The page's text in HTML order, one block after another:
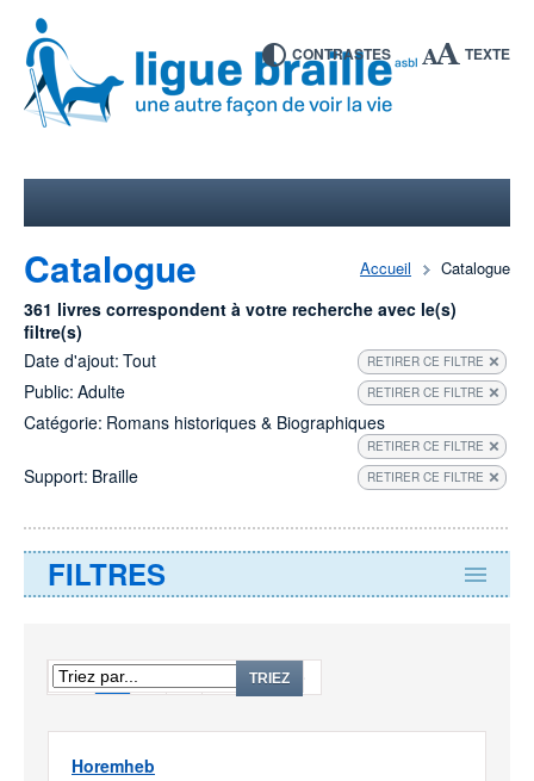
CONTRASTES TEXTE
Accueil Catalogue
Catalogue
361 livres correspondent à votre recherche avec le(s)
filtre(s)
Date d'ajout: Tout RETIRER CE FILTRE
Public: Adulte RETIRER CE FILTRE
Catégorie: Romans historiques & Biographiques
RETIRER CE FILTRE
Support: Braille RETIRER CE FILTRE
FILTRES
1 23
TRIEZ
Horemheb